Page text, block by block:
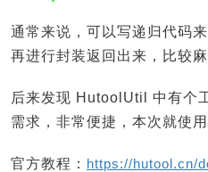
通常来说，可以写递归代码
再进行封装返回出来，比较麻
后来发现 HutoolUtil 中有个
需求，非常便捷，本次就使用
官方教程： https://hutool.cn/